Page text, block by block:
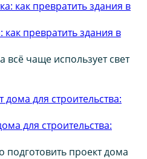
как превратить здания в
всё чаще использует свет
для строительства:
проект дома